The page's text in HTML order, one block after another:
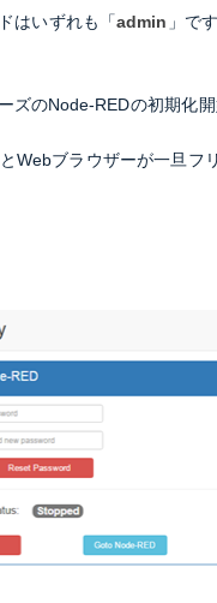
はいずれも「admin 」で
ズのNode-REDの初期化
Webブラウザーが一旦フ